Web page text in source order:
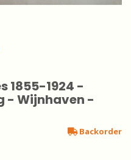
1855-1924 -
- Wijnhaven -
Backorder